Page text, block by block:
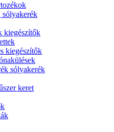
kiegészítők
kiegészítők
sólyakerék
keret